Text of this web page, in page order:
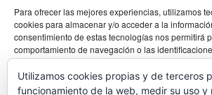
Para ofrecer las mejores experiencias, utilizamos
cookies para almacenar y/o acceder a la
consentimiento de estas tecnologías nos permitirá
comportamiento de navegación o las
No consentir o retirar el consentimiento, puede
ciertas características y funciones.
Productos
EQUIPO BÁSICO
Utilizamos cookies propias y de terceros
funcionamiento de la web, medir su uso y